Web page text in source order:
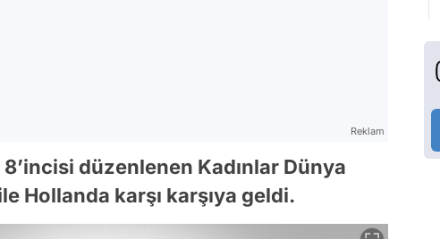
Reklam
düzenlenen Kadınlar Dünya
Hollanda karşı karşıya geldi.